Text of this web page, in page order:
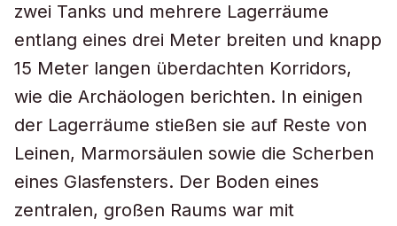
zwei Tanks und mehrere Lagerräume
entlang eines drei Meter breiten und knapp
15 Meter langen überdachten Korridors,
wie die Archäologen berichten. In einigen
der Lagerräume stießen sie auf Reste von
Leinen, Marmorsäulen sowie die Scherben
eines Glasfensters. Der Boden eines
zentralen, großen Raums war mit